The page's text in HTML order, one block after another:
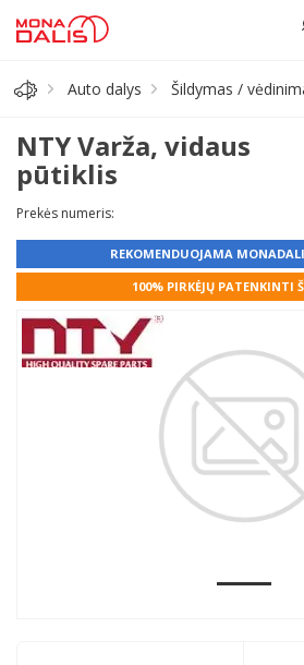
Alyva, tepalai
Antifrizas
Akumuliatorius
Padangos
Prisijungti prie paskyros
Auto dalys Šildymas /
NTY Varža, vidaus
pūtiklis
Prekės numeris:
REKOMENDUOJAMA
100% PIRKĖJŲ PATENKINTI